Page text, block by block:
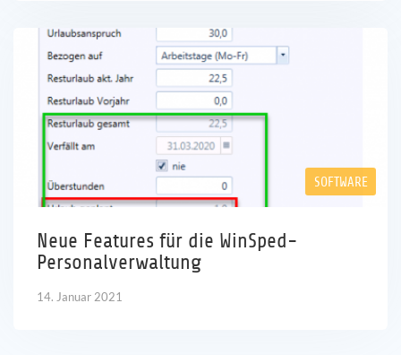
SOFTWARE
Neue Features für die WinSped-
Personalverwaltung
14. Januar 2021